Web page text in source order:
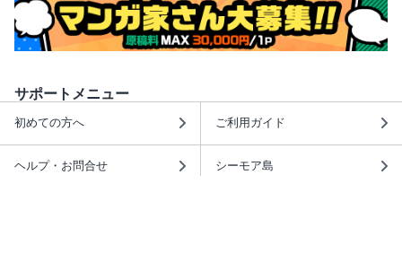
サポートメニュー
初めての方へ ご利用ガイド
ヘルプ・お問合せ シーモア島